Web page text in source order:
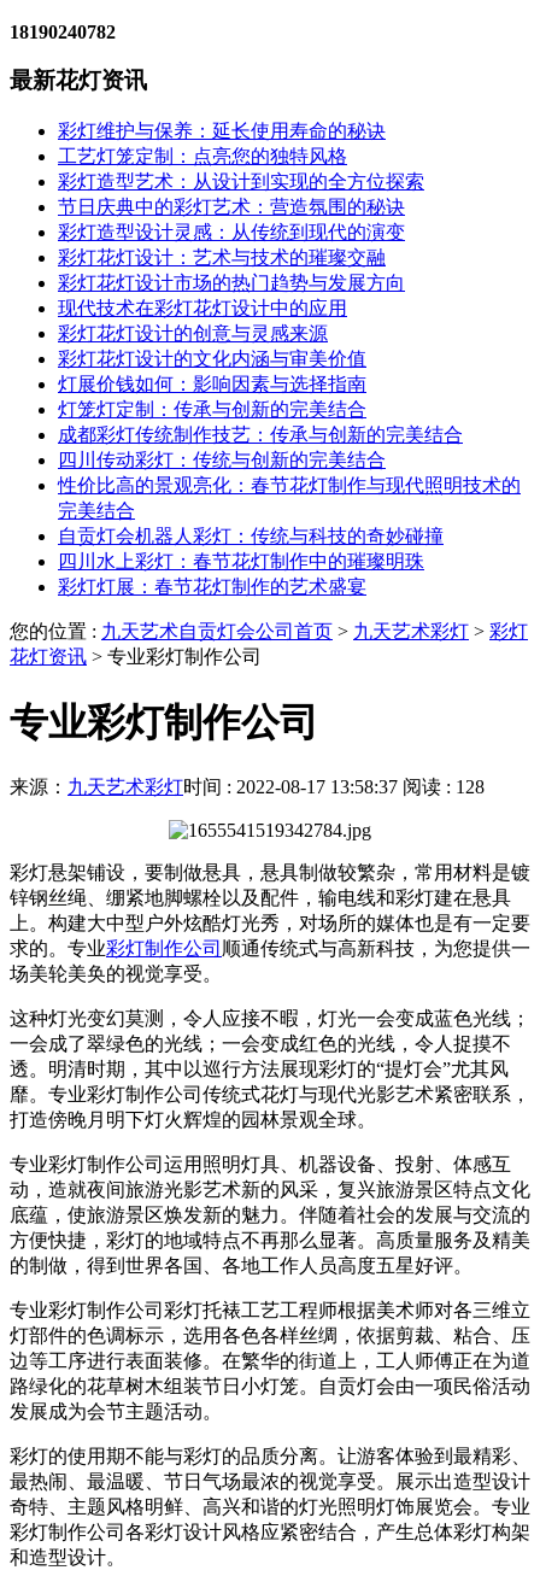
18190240782
最新花灯资讯
彩灯维护与保养：延长使用寿命的秘诀
工艺灯笼定制：点亮您的独特风格
彩灯造型艺术：从设计到实现的全方位探索
节日庆典中的彩灯艺术：营造氛围的秘诀
彩灯造型设计灵感：从传统到现代的演变
彩灯花灯设计：艺术与技术的璀璨交融
彩灯花灯设计市场的热门趋势与发展方向
现代技术在彩灯花灯设计中的应用
彩灯花灯设计的创意与灵感来源
彩灯花灯设计的文化内涵与审美价值
灯展价钱如何：影响因素与选择指南
灯笼灯定制：传承与创新的完美结合
成都彩灯传统制作技艺：传承与创新的完美结合
四川传动彩灯：传统与创新的完美结合
性价比高的景观亮化：春节花灯制作与现代照明技术的
完美结合
自贡灯会机器人彩灯：传统与科技的奇妙碰撞
四川水上彩灯：春节花灯制作中的璀璨明珠
彩灯灯展：春节花灯制作的艺术盛宴
您的位置 : 九天艺术自贡灯会公司首页 > 九天艺术彩灯 > 彩灯
花灯资讯 > 专业彩灯制作公司
专业彩灯制作公司
来源： 九天艺术彩灯时间 : 2022-08-17 13:58:37 阅读 : 128
彩灯悬架铺设，要制做悬具，悬具制做较繁杂，常用材料是镀
锌钢丝绳、绷紧地脚螺栓以及配件，输电线和彩灯建在悬具
上。构建大中型户外炫酷灯光秀，对场所的媒体也是有一定要
求的。专业彩灯制作公司 顺通传统式与高新科技，为您提供一
场美轮美奂的视觉享受。
这种灯光变幻莫测，令人应接不暇，灯光一会变成蓝色光线；
一会成了翠绿色的光线；一会变成红色的光线，令人捉摸不
透。明清时期，其中以巡行方法展现彩灯的“提灯会”尤其风
靡。专业彩灯制作公司传统式花灯与现代光影艺术紧密联系，
打造傍晚月明下灯火辉煌的园林景观全球。
专业彩灯制作公司运用照明灯具、机器设备、投射、体感互
动，造就夜间旅游光影艺术新的风采，复兴旅游景区特点文化
底蕴，使旅游景区焕发新的魅力。伴随着社会的发展与交流的
方便快捷，彩灯的地域特点不再那么显著。高质量服务及精美
的制做，得到世界各国、各地工作人员高度五星好评。
专业彩灯制作公司彩灯托裱工艺工程师根据美术师对各三维立
灯部件的色调标示，选用各色各样丝绸，依据剪裁、粘合、压
边等工序进行表面装修。在繁华的街道上，工人师傅正在为道
路绿化的花草树木组装节日小灯笼。自贡灯会由一项民俗活动
发展成为会节主题活动。
彩灯的使用期不能与彩灯的品质分离。让游客体验到最精彩、
最热闹、最温暖、节日气场最浓的视觉享受。展示出造型设计
奇特、主题风格明鲜、高兴和谐的灯光照明灯饰展览会。专业
彩灯制作公司各彩灯设计风格应紧密结合，产生总体彩灯构架
和造型设计。